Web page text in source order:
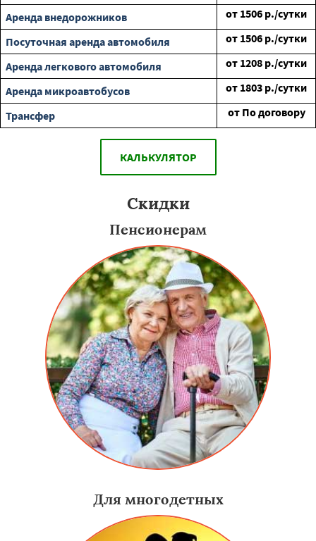
Аренда внедорожников
от 1506 р./сутки
Посуточная аренда автомобиля
от 1506 р./сутки
Аренда легкового автомобиля
от 1208 р./сутки
Аренда микроавтобусов
от 1803 р./сутки
Трансфер
от По договору
КАЛЬКУЛЯТОР
Скидки
Пенсионерам
Для многодетных